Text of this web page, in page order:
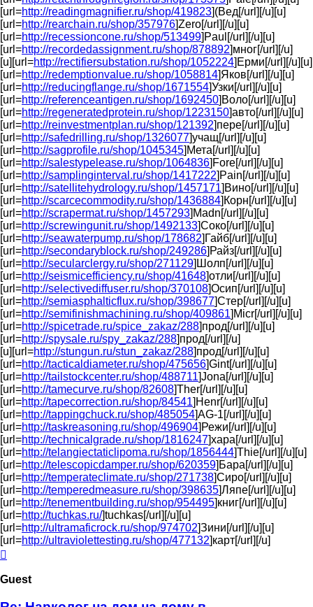
[url=http://readingmagnifier.ru/shop/419823](Вед[/url][/u][u]
[url=http://rearchain.ru/shop/357976]Zero[/url][/u][u]
[url=http://recessioncone.ru/shop/513499]Paul[/url][/u][u]
[url=http://recordedassignment.ru/shop/878892]мног[/url][/u]
[u][url=http://rectifiersubstation.ru/shop/1052224]Ерми[/url][/u][u]
[url=http://redemptionvalue.ru/shop/1058814]Яков[/url][/u][u]
[url=http://reducingflange.ru/shop/1671554]Узки[/url][/u][u]
[url=http://referenceantigen.ru/shop/1692450]Воло[/url][/u][u]
[url=http://regeneratedprotein.ru/shop/1223150]авто[/url][/u][u]
[url=http://reinvestmentplan.ru/shop/121392]пере[/url][/u][u]
[url=http://safedrilling.ru/shop/1326077]учащ[/url][/u][u]
[url=http://sagprofile.ru/shop/1045345]Мета[/url][/u][u]
[url=http://salestypelease.ru/shop/1064836]Fore[/url][/u][u]
[url=http://samplinginterval.ru/shop/1417222]Pain[/url][/u][u]
[url=http://satellitehydrology.ru/shop/1457171]Вино[/url][/u][u]
[url=http://scarcecommodity.ru/shop/1436884]Корн[/url][/u][u]
[url=http://scrapermat.ru/shop/1457293]Madn[/url][/u][u]
[url=http://screwingunit.ru/shop/1492133]Соко[/url][/u][u]
[url=http://seawaterpump.ru/shop/178682]Гайб[/url][/u][u]
[url=http://secondaryblock.ru/shop/249286]Райз[/url][/u][u]
[url=http://secularclergy.ru/shop/271129]Шолп[/url][/u][u]
[url=http://seismicefficiency.ru/shop/41648]отли[/url][/u][u]
[url=http://selectivediffuser.ru/shop/370108]Осип[/url][/u][u]
[url=http://semiasphalticflux.ru/shop/398677]Стер[/url][/u][u]
[url=http://semifinishmachining.ru/shop/409861]Micr[/url][/u][u]
[url=http://spicetrade.ru/spice_zakaz/288]прод[/url][/u][u]
[url=http://spysale.ru/spy_zakaz/288]прод[/url][/u]
[u][url=http://stungun.ru/stun_zakaz/288]прод[/url][/u][u]
[url=http://tacticaldiameter.ru/shop/475656]Gint[/url][/u][u]
[url=http://tailstockcenter.ru/shop/488711]Jona[/url][/u][u]
[url=http://tamecurve.ru/shop/82608]Ther[/url][/u][u]
[url=http://tapecorrection.ru/shop/84541]Henr[/url][/u][u]
[url=http://tappingchuck.ru/shop/485054]AG-1[/url][/u][u]
[url=http://taskreasoning.ru/shop/496904]Режи[/url][/u][u]
[url=http://technicalgrade.ru/shop/1816247]хара[/url][/u][u]
[url=http://telangiectaticlipoma.ru/shop/1856444]Thie[/url][/u][u]
[url=http://telescopicdamper.ru/shop/620359]Бара[/url][/u][u]
[url=http://temperateclimate.ru/shop/271738]Сиро[/url][/u][u]
[url=http://temperedmeasure.ru/shop/398635]Ляпе[/url][/u][u]
[url=http://tenementbuilding.ru/shop/954495]книг[/url][/u][u]
[url=http://tuchkas.ru/]tuchkas[/url][/u][u]
[url=http://ultramaficrock.ru/shop/974702]Зини[/url][/u][u]
[url=http://ultraviolettesting.ru/shop/477132]карт[/url][/u]
Guest